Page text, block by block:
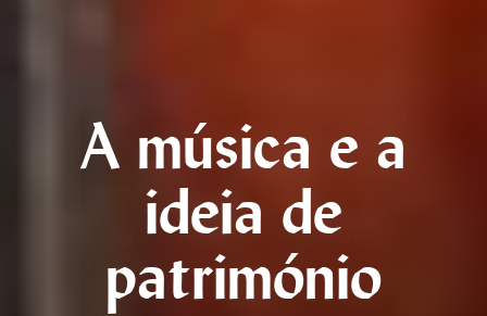
A música e a
ideia de
património